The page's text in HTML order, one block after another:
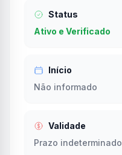
Status
Ativo e Verificado
Início
Não informado
Validade
Prazo indeterminado